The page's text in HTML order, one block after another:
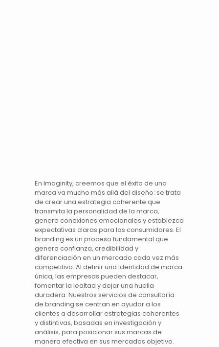
EnImaginity, creemos que el éxito de una
marca va mucho más allá del diseño: se trata
de crear una estrategia coherente que
transmita la personalidad de la marca,
genere conexiones emocionales y establezca
expectativas claras para los consumidores. El
branding es un proceso fundamental que
genera confianza, credibilidad y
diferenciación en un mercado cada vez más
competitivo. Al definir unaidentidad de marca
única, las empresas pueden destacar,
fomentar la lealtad y dejar una huella
duradera. Nuestros servicios deconsultoría
de branding se centran en ayudar a los
clientes a desarrollar estrategias coherentes
y distintivas, basadas en investigación y
análisis, para posicionar susmarcas de
manera efectiva en sus mercados objetivo.